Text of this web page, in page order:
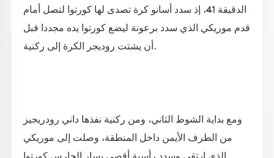
الدقيقة 41، إذ سدد أسانو كرة تصدى لها كورتوا لتصل أمام
قدم موريكي الذي سدد برعونة ليضع كورتوا يده مجددا قبل
أن يشتت روديجر الكرة إلى ركنية.
ومع بداية الشوط الثاني، ومن ركنية نفذها داني رودريجيز
من الطرف الأيمن داخل المنطقة، وصلت إلى موريكي
الذي ارتقى وسدد رأسية أقصى يسار الحارس كورتوا